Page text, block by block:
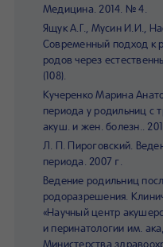
Медицина. 2014. № 4.
Ящук А.Г., Мусин И.И.,
Современный подход к
родов через
(108).
Кучеренко Марина
периода у родильниц
акуш. и жен. болезн..
Л. П. Пироговский.
периода. 2007 г.
Ведение родильниц
родоразрешения.
«Научный центр
и перинатологии им.
Министерства